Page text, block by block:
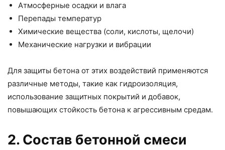
Атмосферные осадки и влага
Перепады температур
Химические вещества (соли, кислоты, щелочи)
Механические нагрузки и вибрации
Для защиты бетона от этих воздействий применяются
различные методы, такие как гидроизоляция,
использование защитных покрытий и добавок,
повышающих стойкость бетона к агрессивным средам.
2. Состав бетонной смеси